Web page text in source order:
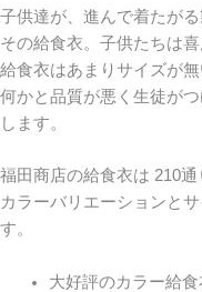
子供達が、進んで着たが
その給食衣。子供たちは
給食衣はあまりサイズが
何かと品質が悪く生徒が
します。
福田商店の給食衣は 210通
カラーバリエーションと
す。
大好評のカラー給